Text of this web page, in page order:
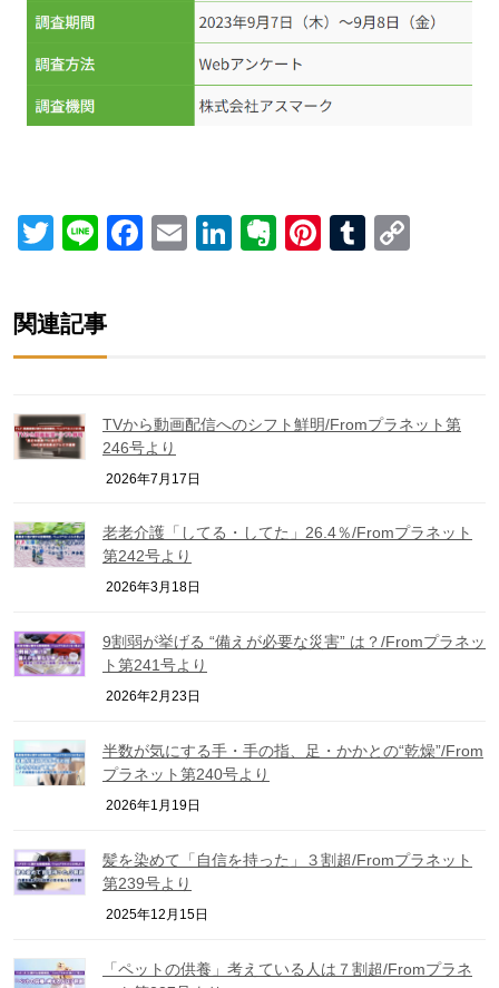
Twitter
LineFacebook
EmailLinkedIn
Evernote
Pinterest
Tumblr
関連記事
TVから動画配信へのシフト鮮明/Fromプラネット第
246号より
2026年7月17日
老老介護「してる・してた」26.4％/Fromプラネット
第242号より
2026年3月18日
9割弱が挙げる “備えが必要な災害” は？/Fromプラネッ
ト第241号より
2026年2月23日
半数が気にする手・手の指、足・かかとの“乾燥”/From
プラネット第240号より
2026年1月19日
髪を染めて「自信を持った」３割超/Fromプラネット
第239号より
2025年12月15日
「ペットの供養」考えている人は７割超/Fromプラネ